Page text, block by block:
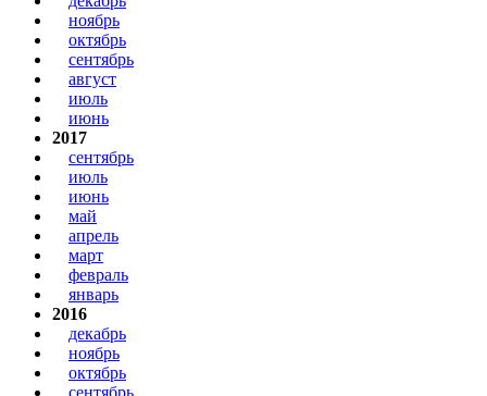
ноябрь
октябрь
сентябрь
август
июль
июнь
2017
сентябрь
июль
июнь
май
апрель
март
февраль
январь
2016
декабрь
ноябрь
октябрь